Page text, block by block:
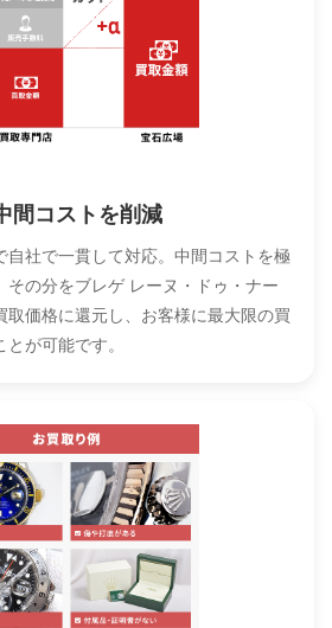
間コストを削減
自社で一貫して対応。中間コストを極
その分をブレゲ レーヌ・ドゥ・ナー
取価格に還元し、お客様に最大限の買
が可能です。